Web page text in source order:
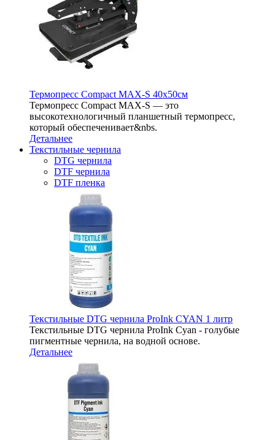
Термопресс Compact MAX-S 40х50см
Термопресс Compact MAX-S — это
высокотехнологичный планшетный термопресс,
который обеспеченивает&nbs.
Детальнее
Текстильные чернила
DTG чернила
DTF чернила
DTF пленка
Текстильные DTG чернила ProInk CYAN 1 литр
Текстильные DTG чернила ProInk Cyan - голубые
пигментные чернила, на водной основе.
Детальнее